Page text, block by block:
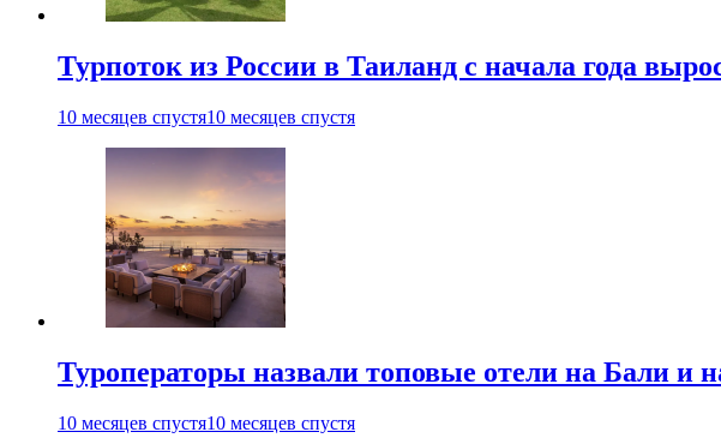
Турпоток из России в Таиланд с начала года
10 месяцев спустя10 месяцев спустя
Туроператоры назвали топовые отели на Бали и
10 месяцев спустя10 месяцев спустя